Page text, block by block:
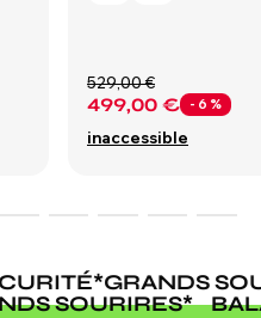
499,00 € - 6 %
529,00 €
inaccessible
*GRANDS
SOURIRES*